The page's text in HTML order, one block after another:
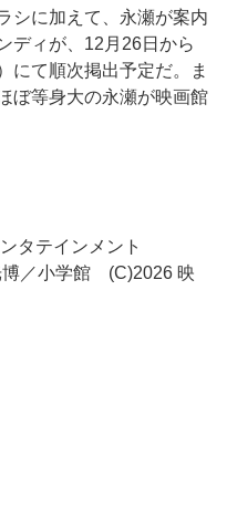
シに加えて、永瀬が案内
ディが、12月26日から
にて順次掲出予定だ。ま
ぼ等身大の永瀬が映画館
タテインメント
博／小学館 (C)2026 映